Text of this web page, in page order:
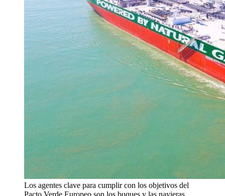
Los agentes clave para cumplir con los objetivos del
Pacto Verde Europeo son los buques y las navieras.